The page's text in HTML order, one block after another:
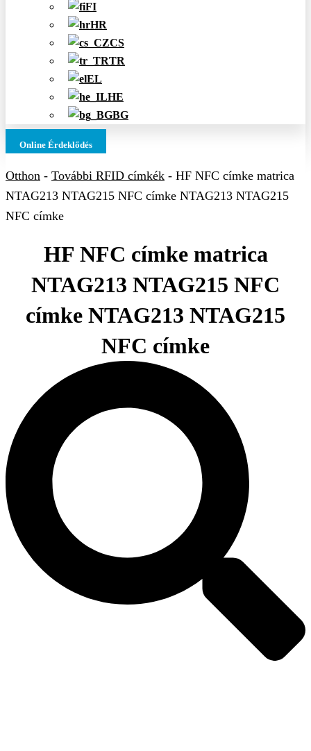
FI
HR
CS
TR
EL
HE
BG
Online Érdeklődés
Otthon - További RFID címkék - HF NFC címke matrica
NTAG213 NTAG215 NFC címke NTAG213 NTAG215
NFC címke
HF NFC címke matrica
NTAG213 NTAG215 NFC
címke NTAG213 NTAG215
NFC címke